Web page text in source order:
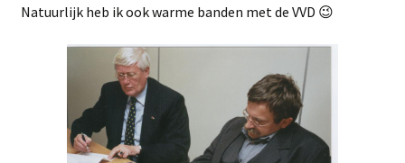
Natuurlijk heb ik ook warme banden met de VVD 😉